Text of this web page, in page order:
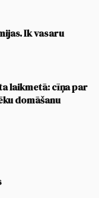
Ik vasaru
laikmetā: cīņa par
domāšanu